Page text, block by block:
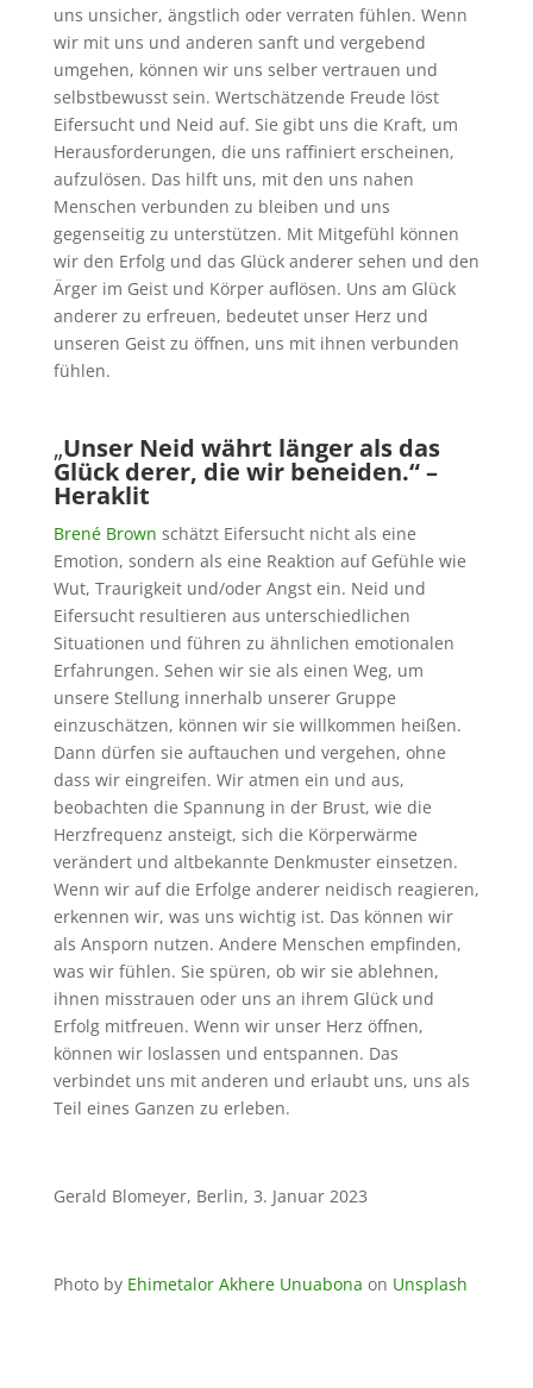
uns unsicher, ängstlich oder verraten fühlen. Wenn
wir mit uns und anderen sanft und vergebend
umgehen, können wir uns selber vertrauen und
selbstbewusst sein. Wertschätzende Freude löst
Eifersucht und Neid auf. Sie gibt uns die Kraft, um
Herausforderungen, die uns raffiniert erscheinen,
aufzulösen. Das hilft uns, mit den uns nahen
Menschen verbunden zu bleiben und uns
gegenseitig zu unterstützen. Mit Mitgefühl können
wir den Erfolg und das Glück anderer sehen und den
Ärger im Geist und Körper auflösen. Uns am Glück
anderer zu erfreuen, bedeutet unser Herz und
unseren Geist zu öffnen, uns mit ihnen verbunden
fühlen.
„Unser Neid währt länger als das
Glück derer, die wir beneiden.“ –
Heraklit
Brené Brown schätzt Eifersucht nicht als eine
Emotion, sondern als eine Reaktion auf Gefühle wie
Wut, Traurigkeit und/oder Angst ein. Neid und
Eifersucht resultieren aus unterschiedlichen
Situationen und führen zu ähnlichen emotionalen
Erfahrungen. Sehen wir sie als einen Weg, um
unsere Stellung innerhalb unserer Gruppe
einzuschätzen, können wir sie willkommen heißen.
Dann dürfen sie auftauchen und vergehen, ohne
dass wir eingreifen. Wir atmen ein und aus,
beobachten die Spannung in der Brust, wie die
Herzfrequenz ansteigt, sich die Körperwärme
verändert und altbekannte Denkmuster einsetzen.
Wenn wir auf die Erfolge anderer neidisch reagieren,
erkennen wir, was uns wichtig ist. Das können wir
als Ansporn nutzen. Andere Menschen empfinden,
was wir fühlen. Sie spüren, ob wir sie ablehnen,
ihnen misstrauen oder uns an ihrem Glück und
Erfolg mitfreuen. Wenn wir unser Herz öffnen,
können wir loslassen und entspannen. Das
verbindet uns mit anderen und erlaubt uns, uns als
Teil eines Ganzen zu erleben.
Gerald Blomeyer, Berlin, 3. Januar 2023
Photo by Ehimetalor Akhere Unuabona on Unsplash